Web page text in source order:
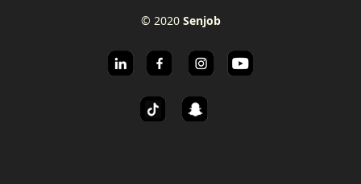
© 2020 Senjob